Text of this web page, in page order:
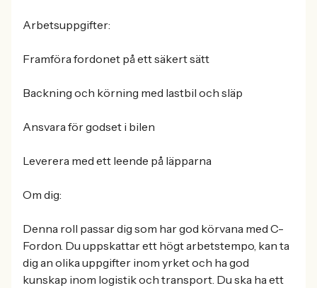
Arbetsuppgifter:
Framföra fordonet på ett säkert sätt
Backning och körning med lastbil och släp
Ansvara för godset i bilen
Leverera med ett leende på läpparna
Om dig:
Denna roll passar dig som har god körvana med C-
Fordon. Du uppskattar ett högt arbetstempo, kan ta
dig an olika uppgifter inom yrket och ha god
kunskap inom logistik och transport. Du ska ha ett